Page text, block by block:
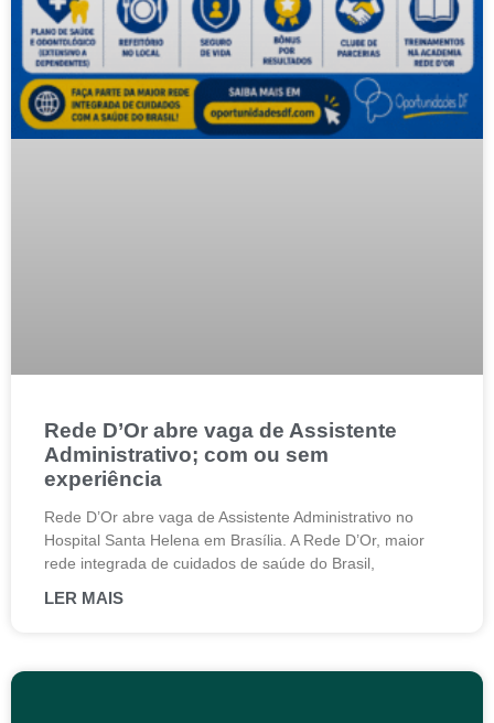
Rede D’Or abre vaga de Assistente
Administrativo; com ou sem
experiência
Rede D’Or abre vaga de Assistente Administrativo no
Hospital Santa Helena em Brasília. A Rede D’Or, maior
rede integrada de cuidados de saúde do Brasil,
LER MAIS